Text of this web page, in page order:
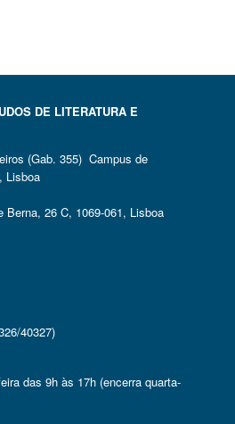
DE LITERATURA E
(Gab. 355) Campus de
Lisboa
Berna, 26 C, 1069-061, Lisboa
40327)
das 9h às 17h (encerra quarta-